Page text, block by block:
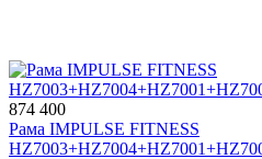
874 400
Рама IMPULSE FITNESS